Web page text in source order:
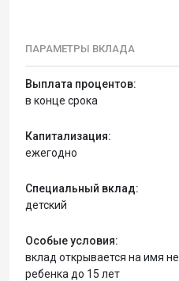
ПАРАМЕТРЫ ВКЛАДА
Выплата процентов:
в конце срока
Капитализация:
ежегодно
Специальный вклад:
детский
Особые условия:
вклад открывается на имя
ребенка до 15 лет